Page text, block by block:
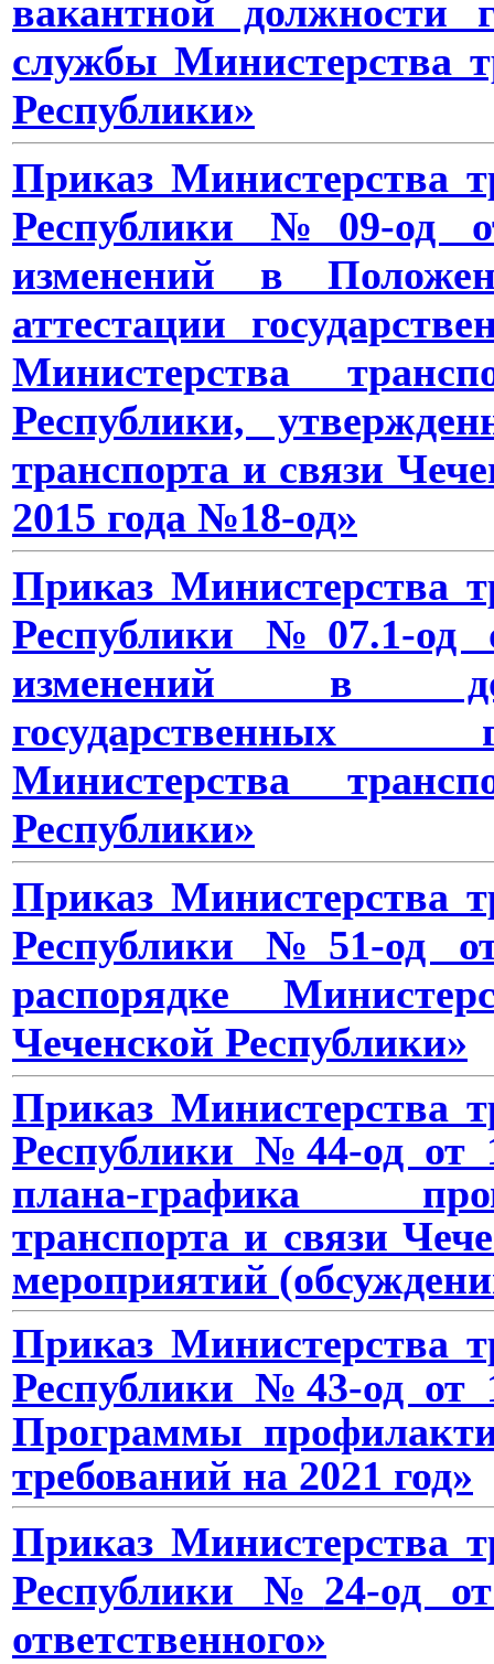
вакантной должности
службы Министерства
Республики»
Приказ Министерства
Республики №09-од
изменений в
аттестации
Министерства
Республики,
транспорта и связи
2015 года №18-од»
Приказ Министерства
Республики №07.1-од
изменений в
государственных
Министерства
Республики»
Приказ Министерства
Республики №51-од
распорядке
Чеченской Республики»
Приказ Министерства
Республики №44-од от
плана-графика
транспорта и связи
мероприятий
Приказ Министерства
Республики №43-од от
Программы
требований на 2021 год»
Приказ Министерства
Республики № 24-од
ответственного»